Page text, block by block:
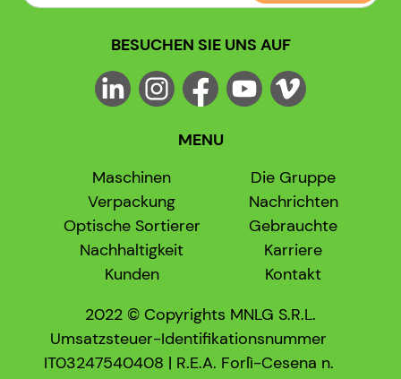
BESUCHEN SIE UNS AUF
MENU
Maschinen
Verpackung
Optische Sortierer
Nachhaltigkeit
Kunden
Die Gruppe
Nachrichten
Gebrauchte
Karriere
Kontakt
2022 © Copyrights MNLG S.R.L.
Umsatzsteuer-Identifikationsnummer
IT03247540408 | R.E.A. Forlì-Cesena n.